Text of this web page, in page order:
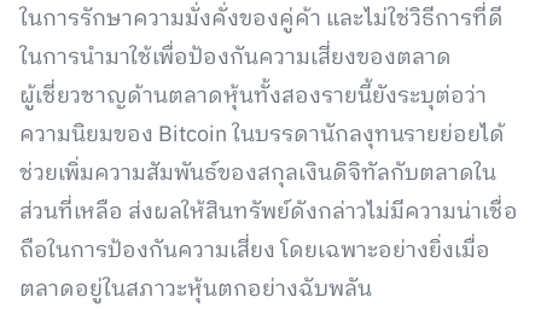
ในการรักษาความมั่งคั่งของคู่ค้า และไม่ใช่วิธีการที่ดี
ในการนำมาใช้เพื่อป้องกันความเสี่ยงของตลาด
ผู้เชี่ยวชาญด้านตลาดหุ้นทั้งสองรายนี้ยังระบุต่อว่า
ความนิยมของ Bitcoin ในบรรดานักลงุทนรายย่อยได้
ช่วยเพิ่มความสัมพันธ์ของสกุลเงินดิจิทัลกับตลาดใน
ส่วนที่เหลือ ส่งผลให้สินทรัพย์ดังกล่าวไม่มีความน่าเชื่อ
ถือในการป้องกันความเสี่ยง โดยเฉพาะอย่างยิ่งเมื่อ
ตลาดอยู่ในสภาวะหุ้นตกอย่างฉับพลัน